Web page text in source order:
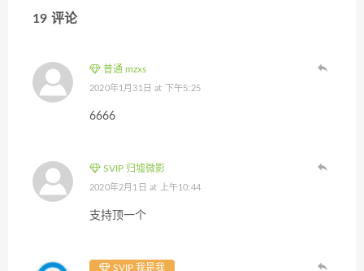
19 评论
普通 mzxs
2020年1月31日 at 下午5:25
6666
SVIP 归墟微影
2020年2月1日 at 上午10:44
支持顶一个
SVIP 我是我